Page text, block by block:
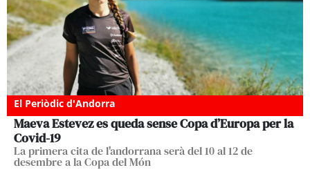
El Periòdic d'Andorra
Maeva Estevez es queda sense Copa d’Europa per la
Covid-19
La primera cita de l'andorrana serà del 10 al 12 de
desembre a la Copa del Món